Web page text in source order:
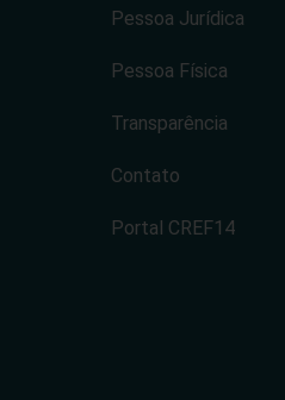
Pessoa Jurídica
Pessoa Física
Transparência
Contato
Portal CREF14